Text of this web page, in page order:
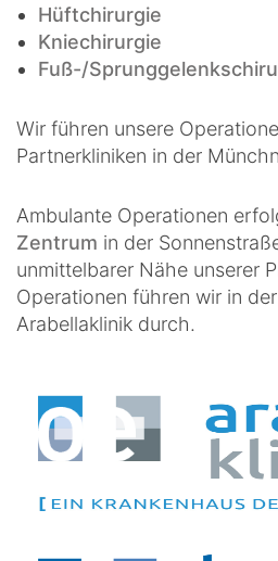
Hüftchirurgie
Kniechirurgie
Fuß-/
Wir führen unsere
Partnerkliniken in der
Ambulante Operationen
Zentrum in der
unmittelbarer Nähe unserer
Operationen führen wir in
Arabellaklinik durch.